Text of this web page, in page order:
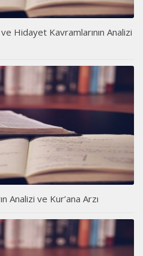
Hidayet Kavramlarının Analizi
Analizi ve Kur’ana Arzı